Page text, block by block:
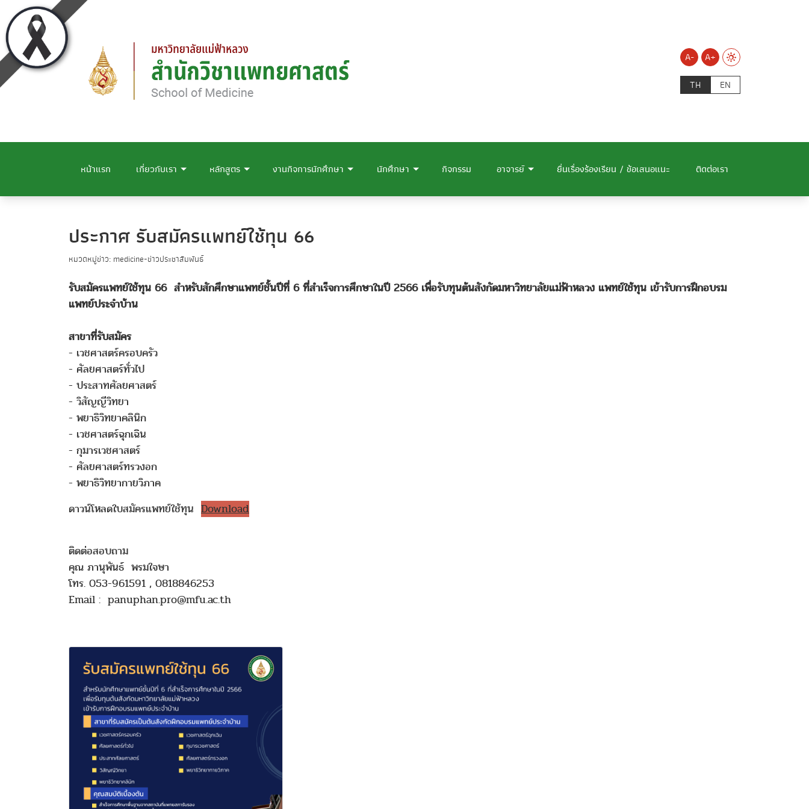
A-
A+
TH
EN
หน้าแรก เกี่ยวกับเรา หลักสูตร งานกิจการนักศึกษา นักศึกษา กิจกรรม อาจารย์ ยื่นเรื่องร้องเรียน / ข้อเสนอแนะ ติดต่อเรา
ประกาศ รับสมัครแพทย์ใช้ทุน 66
หมวดหมู่ข่าว: medicine-ข่าวประชาสัมพันธ์
รับสมัครแพทย์ใช้ทุน 66 สำหรับสักศึกษาแพทย์ชั้นปีที่ 6 ที่สำเร็จการศึกษาในปี 2566 เพื่อรับทุนต้นสังกัดมหาวิทยาลัยแม่ฟ้าหลวง แพทย์ใช้ทุน เข้ารับการฝึกอบรม
แพทย์ประจำบ้าน
สาขาที่รับสมัคร
- เวชศาสตร์ครอบครัว
- ศัลยศาสตร์ทั่วไป
- ประสาทศัลยศาสตร์
- วิสัญญีวิทยา
- พยาธิวิทยาคลินิก
- เวชศาสตร์ฉุกเฉิน
- กุมารเวชศาสตร์
- ศัลยศาสตร์ทรวงอก
- พยาธิวิทยากายวิภาค
ดาวน์โหลดใบสมัครแพทย์ใช้ทุน Download
ติดต่อสอบถาม
คุณ ภานุพันธ์ พรมใจษา
โทร. 053-961591 , 0818846253
Email : panuphan.pro@mfu.ac.th